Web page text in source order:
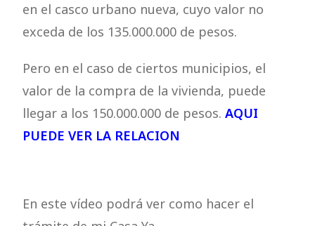
en el casco urbano nueva, cuyo valor no
exceda de los 135.000.000 de pesos.
Pero en el caso de ciertos municipios, el
valor de la compra de la vivienda, puede
llegar a los 150.000.000 de pesos.AQUI
PUEDE VER LA RELACION
En este vídeo podrá ver como hacer el